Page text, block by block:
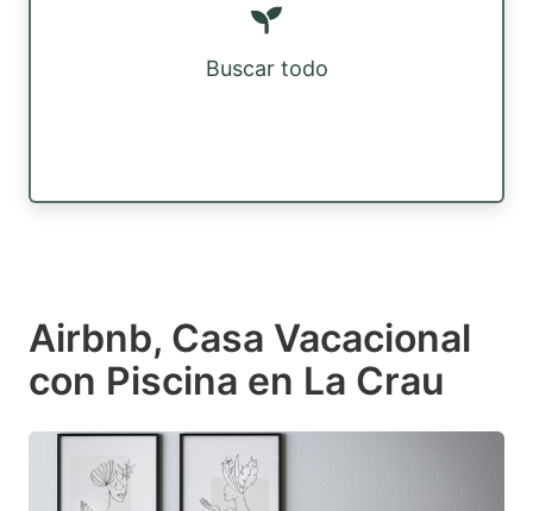
Buscar todo
Airbnb, Casa Vacacional
con Piscina en La Crau